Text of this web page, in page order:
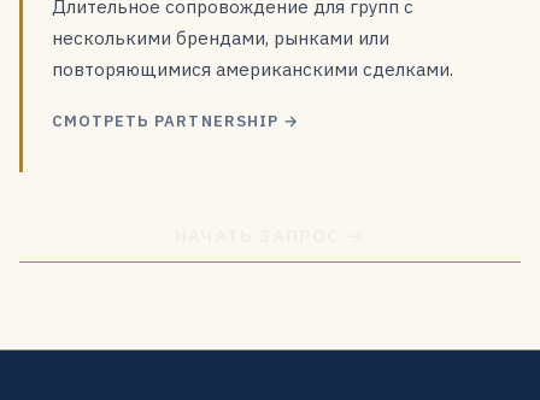
Длительное сопровождение для групп с
несколькими брендами, рынками или
повторяющимися американскими сделками.
СМОТРЕТЬ PARTNERSHIP →